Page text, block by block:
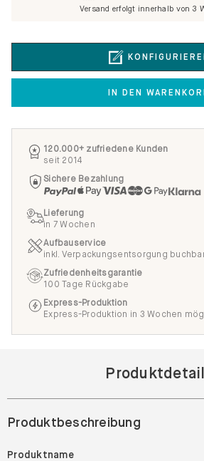
IN DEN
Versand erfolgt innerhalb von 3
120.000+ zufriedene Kunden
seit 2014
Sichere Bezahlung
Lieferung
in 7 Wochen
Aufbauservice
inkl. Verpackungsentsorgung
Zufriedenheitsgarantie
100 Tage Rückgabe
Express-Produktion
Express-Produktion in 3 Wochen
Produktbeschreibung
Produktname